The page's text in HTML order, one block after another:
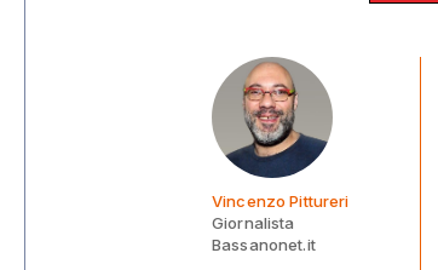
Vincenzo Pittureri
Giornalista
Bassanonet.it